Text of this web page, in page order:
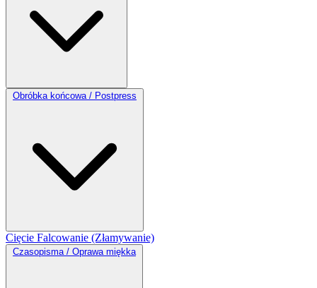
Obróbka końcowa / Postpress
Cięcie Falcowanie (Złamywanie)
Czasopisma / Oprawa miękka